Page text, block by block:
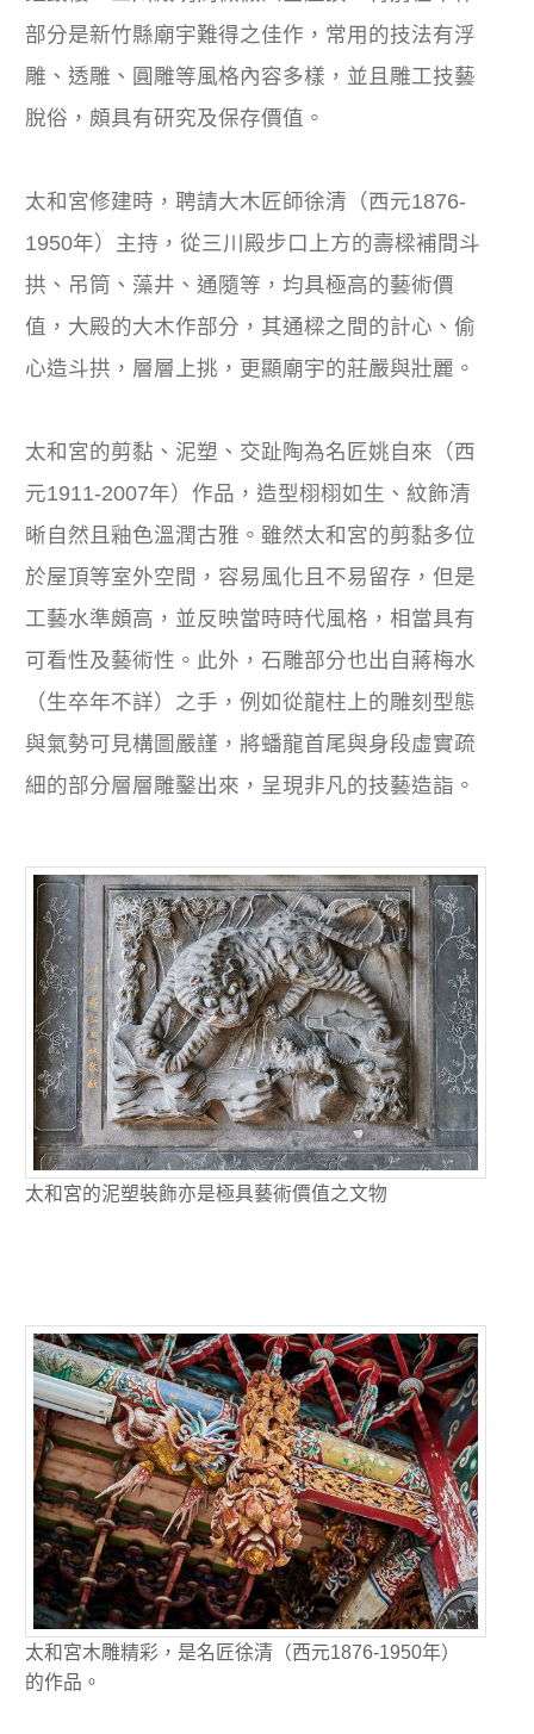
部分是新竹縣廟宇難得之佳作，常用的技法有浮
雕、透雕、圓雕等風格內容多樣，並且雕工技藝
脫俗，頗具有研究及保存價值。
太和宮修建時，聘請大木匠師徐清（西元1876-
1950年）主持，從三川殿步口上方的壽樑補間斗
拱、吊筒、藻井、通隨等，均具極高的藝術價
值，大殿的大木作部分，其通樑之間的計心、偷
心造斗拱，層層上挑，更顯廟宇的莊嚴與壯麗。
太和宮的剪黏、泥塑、交趾陶為名匠姚自來（西
元1911-2007年）作品，造型栩栩如生、紋飾清
晰自然且釉色溫潤古雅。雖然太和宮的剪黏多位
於屋頂等室外空間，容易風化且不易留存，但是
工藝水準頗高，並反映當時時代風格，相當具有
可看性及藝術性。此外，石雕部分也出自蔣梅水
（生卒年不詳）之手，例如從龍柱上的雕刻型態
與氣勢可見構圖嚴謹，將蟠龍首尾與身段虛實疏
細的部分層層雕鑿出來，呈現非凡的技藝造詣。
太和宮的泥塑裝飾亦是極具藝術價值之文物
太和宮木雕精彩，是名匠徐清（西元1876-1950年）
的作品。